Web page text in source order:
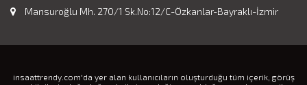
Mansuroğlu Mh. 270/1 Sk.No:12/C-Özkanlar-Bayraklı-İzmir
insaattrendy.com'da yer alan kullanıcıların oluşturduğu tüm içerik, görüş